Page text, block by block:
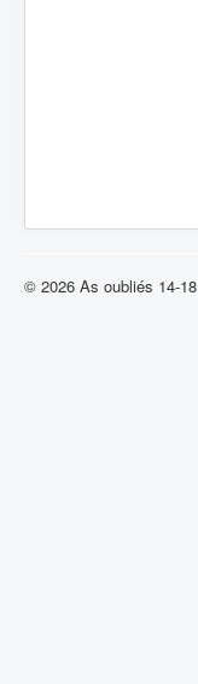
© 2026 As oubliés 14-18